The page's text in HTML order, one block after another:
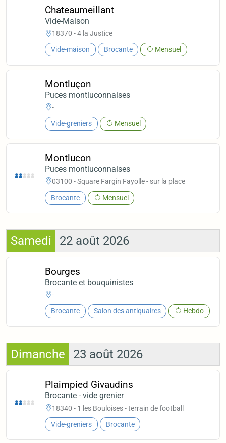
Chateaumeillant
Vide-Maison
18370 - 4 la Justice
Vide-maison Brocante Mensuel
Montluçon
Puces montluconnaises
-
Vide-greniers Mensuel
Montlucon
Puces montluconnaises
03100 - Square Fargin Fayolle - sur la place
Brocante Mensuel
Samedi 22 août 2026
Bourges
Brocante et bouquinistes
-
Brocante Salon des antiquaires Hebdo
Dimanche 23 août 2026
Plaimpied Givaudins
Brocante - vide grenier
18340 - 1 les Bouloises - terrain de football
Vide-greniers Brocante